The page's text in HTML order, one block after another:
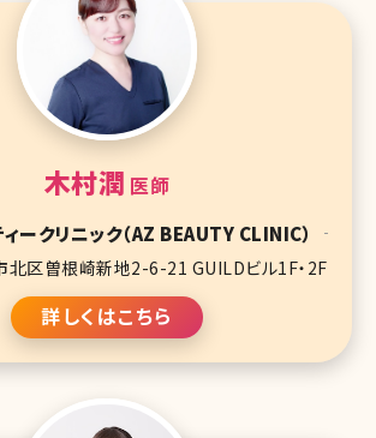
木村潤 医師
ークリニック（AZ BEAUTY CLINIC）
北区曽根崎新地2-6-21 GUILDビル1F・2F
詳しくはこちら